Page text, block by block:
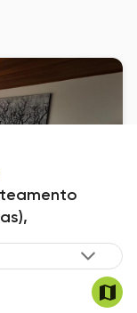
com 490